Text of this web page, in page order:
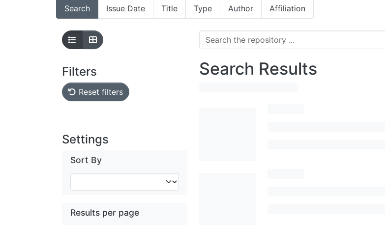
Search Issue Date Title Type Author Affiliation
Filters
Reset filters
Settings
Sort By
Results per page
Search Results